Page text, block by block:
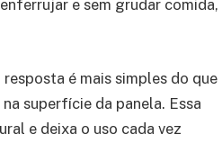
e sem grudar comida,
resposta é mais simples do que
superfície da panela. Essa
e deixa o uso cada vez